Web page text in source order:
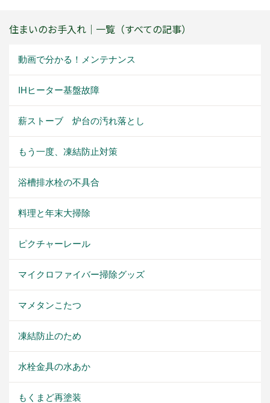
住まいのお手入れ｜一覧（すべての記事）
動画で分かる！メンテナンス
IHヒーター基盤故障
薪ストーブ 炉台の汚れ落とし
もう一度、凍結防止対策
浴槽排水栓の不具合
料理と年末大掃除
ピクチャーレール
マイクロファイバー掃除グッズ
マメタンこたつ
凍結防止のため
水栓金具の水あか
もくまど再塗装